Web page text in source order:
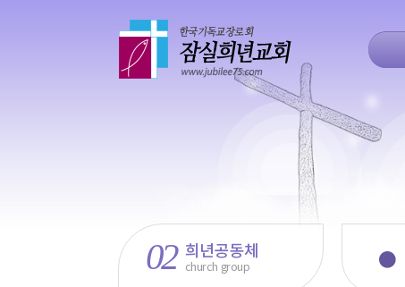
02 희년공동체
church group ●